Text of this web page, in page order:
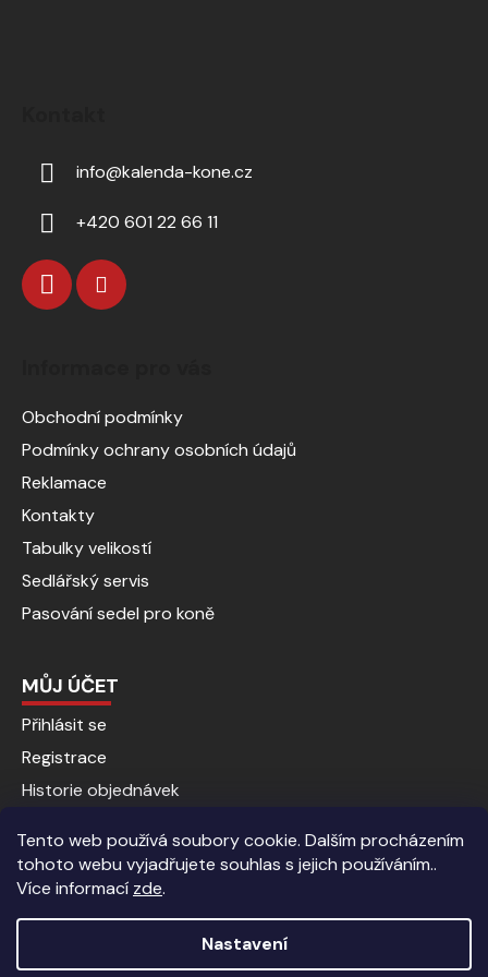
Tento web používá soubory cookie. Dalším procházením
tohoto webu vyjadřujete souhlas s jejich používáním..
Více informací zde.
Nastavení
info@kalenda-kone.cz
+420 601 22 66 11
Obchodní podmínky
Podmínky ochrany osobních údajů
Reklamace
Kontakty
Tabulky velikostí
Sedlářský servis
Pasování sedel pro koně
MŮJ ÚČET
Přihlásit se
Registrace
Historie objednávek